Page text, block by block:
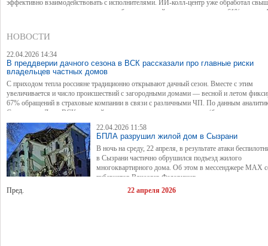
эффективно взаимодействовать с исполнителями. ИИ-колл-центр уже обработал
заявок за год, а также демонстрирует более высокий уровень дозвона — 61% против
НОВОСТИ
22.04.2026 14:34
В преддверии дачного сезона в ВСК рассказали про главные риски
владельцев частных домов
С приходом тепла россияне традиционно открывают дачный сезон. Вместе с этим
увеличивается и число происшествий с загородными домами — весной и летом
67% обращений в страховые компании в связи с различными ЧП. По данным
Страхового Дома ВСК, главный риск для дачников — это пожары (больше трети
событий в компании). При этом стоимость страховки для дачи (с пересчетом на
выплаты) сопоставима с покупкой двух упаковок углей для мангала.
22.04.2026 11:58
БПЛА разрушил жилой дом в Сызрани
В ночь на среду, 22 апреля, в результате атаки
в Сызрани частично обрушился подъезд жилого
многоквартирного дома. Об этом в мессенджере МАХ
губернатор Вячеслав Федорищев.
Пред.
22 апреля 2026